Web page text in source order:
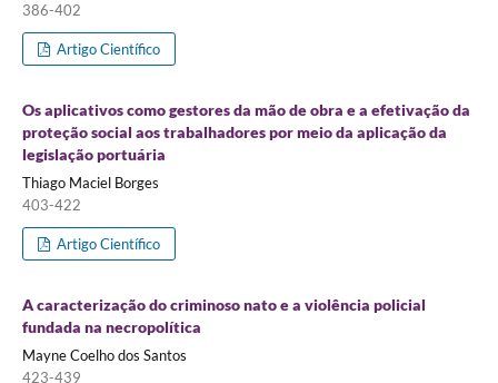
386-402
Artigo Científico
Os aplicativos como gestores da mão de obra e a efetivação da
proteção social aos trabalhadores por meio da aplicação da
legislação portuária
Thiago Maciel Borges
403-422
Artigo Científico
A caracterização do criminoso nato e a violência policial
fundada na necropolítica
Mayne Coelho dos Santos
423-439